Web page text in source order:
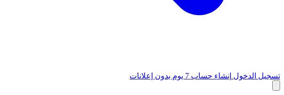
تسجيل الدخول إنشاء حساب 7 يوم بدون إعلانات